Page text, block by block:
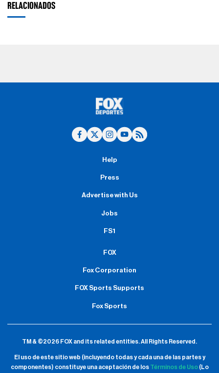
RELACIONADOS
Help
Press
Advertise with Us
Jobs
FS1
FOX
Fox Corporation
FOX Sports Supports
Fox Sports
TM & ©2026 FOX and its related entities.All Rights Reserved.
El uso de este sitio web (incluyendo todas y cada una de las partes y
componentes) constituye una aceptación de los Términos de Uso(Lo